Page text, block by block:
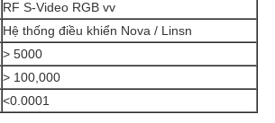
RF S-Video RGB vv
Hệ thống điều khiển Nova / Linsn
> 5000
> 100,000
<0.0001